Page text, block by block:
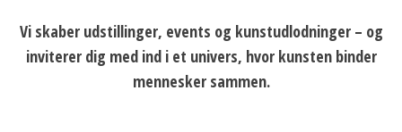
Vi skaber udstillinger, events og kunstudlodninger – og
inviterer dig med ind i et univers, hvor kunsten binder
mennesker sammen.